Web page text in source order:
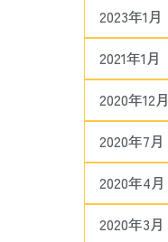
2023年1月
2021年1月
2020年12月
2020年7月
2020年4月
2020年3月